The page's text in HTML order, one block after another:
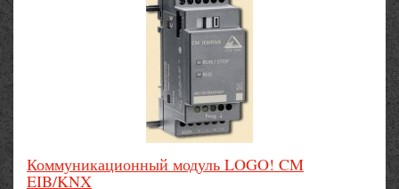
Коммуникационный модуль LOGO! CM
EIB/KNX